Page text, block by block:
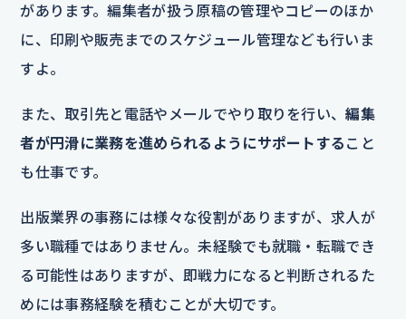
があります。編集者が扱う原稿の管理やコピーのほか
に、印刷や販売までのスケジュール管理なども行いま
すよ。
また、取引先と電話やメールでやり取りを行い、編集
者が円滑に業務を進められるようにサポートする こと
も仕事です。
出版業界の事務には様々な役割がありますが、求人が
多い職種ではありません。未経験でも就職・転職でき
る可能性はありますが、即戦力になると判断されるた
めには事務経験を積むことが大切です。